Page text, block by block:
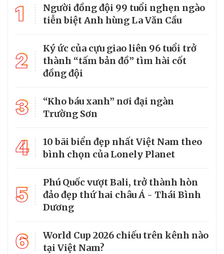
1
Người đồng đội 99 tuổi nghẹn ngào
tiễn biệt Anh hùng La Văn Cầu
2
Ký ức của cựu giao liên 96 tuổi trở
thành “tấm bản đồ” tìm hài cốt
đồng đội
3
“Kho báu xanh” nơi đại ngàn
Trường Sơn
4
10 bãi biển đẹp nhất Việt Nam theo
bình chọn của Lonely Planet
5
Phú Quốc vượt Bali, trở thành hòn
đảo đẹp thứ hai châu Á - Thái Bình
Dương
6
World Cup 2026 chiếu trên kênh nào
tại Việt Nam?